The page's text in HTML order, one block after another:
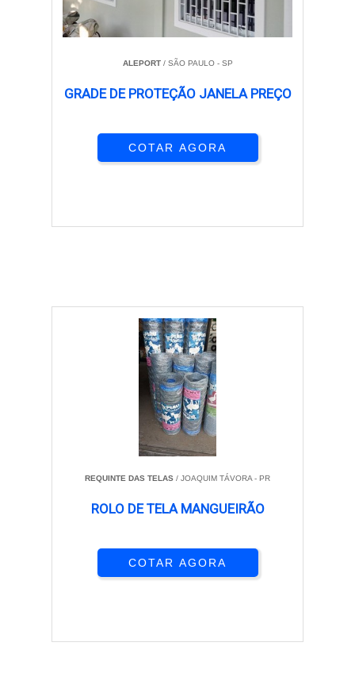
ALEPORT/ SÃO PAULO - SP
GRADE DE PROTEÇÃO JANELA PREÇO
COTAR AGORA
REQUINTE DAS TELAS / JOAQUIM TÁVORA - PR
ROLO DE TELA MANGUEIRÃO
COTAR AGORA